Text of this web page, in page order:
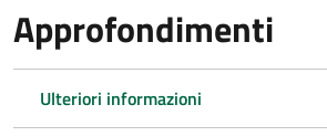
Approfondimenti
Ulteriori informazioni